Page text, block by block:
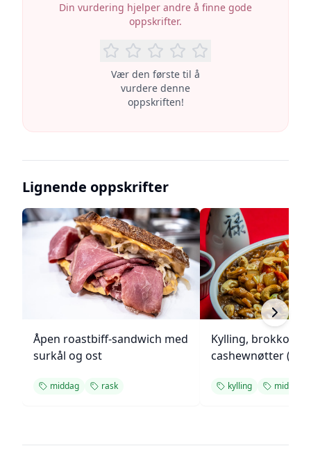
Din vurdering hjelper andre å finne gode
oppskrifter.
Vær den første til å
vurdere denne
oppskriften!
Lignende oppskrifter
Åpen roastbiff-sandwich med
surkål og ost
middag rask
Kylling, brokkoli og
cashewnøtter
kylling middag